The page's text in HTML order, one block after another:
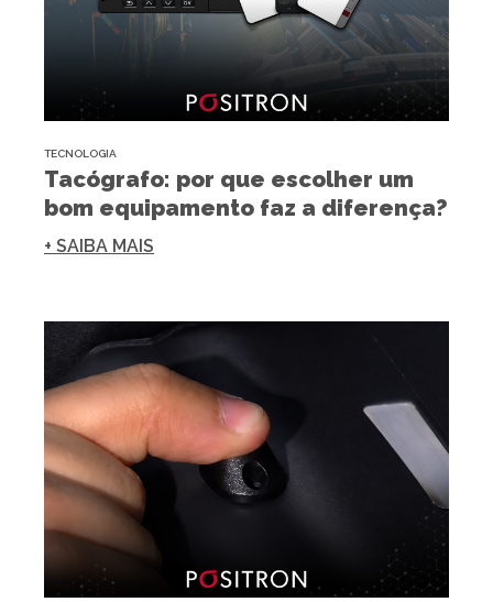
TECNOLOGIA
Tacógrafo: por que escolher um
bom equipamento faz a diferença?
+ SAIBA MAIS